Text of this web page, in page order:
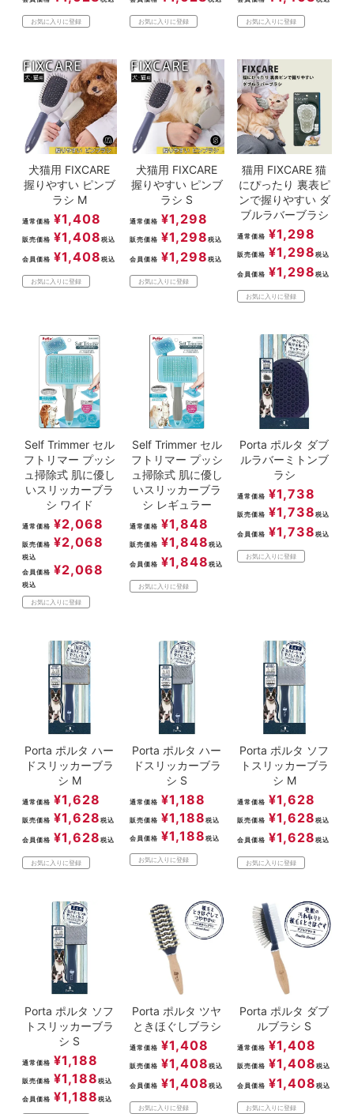
お気に入りに登録 お気に入りに登録 お気に入りに登録
犬猫用 FIXCARE
握りやすい ピンブ
ラシ M
通常価格 ¥1,408
販売価格 ¥1,408 税込
会員価格 ¥1,408 税込
お気に入りに登録
犬猫用 FIXCARE
握りやすい ピンブ
ラシ S
通常価格 ¥1,298
販売価格 ¥1,298 税込
会員価格 ¥1,298 税込
お気に入りに登録
猫用 FIXCARE 猫
にぴったり 裏表ピ
ンで握りやすい ダ
ブルラバーブラシ
通常価格 ¥1,298
販売価格 ¥1,298 税込
会員価格 ¥1,298 税込
お気に入りに登録
Self Trimmer セル
フトリマー プッシ
ュ掃除式 肌に優し
いスリッカーブラ
シ ワイド
通常価格 ¥2,068
販売価格 ¥2,068
税込
会員価格 ¥2,068
税込
お気に入りに登録
Self Trimmer セル
フトリマー プッシ
ュ掃除式 肌に優し
いスリッカーブラ
シ レギュラー
通常価格 ¥1,848
販売価格 ¥1,848 税込
会員価格 ¥1,848 税込
お気に入りに登録
Porta ポルタ ダブ
ルラバーミトンブ
ラシ
通常価格 ¥1,738
販売価格 ¥1,738 税込
会員価格 ¥1,738 税込
お気に入りに登録
Porta ポルタ ハー
ドスリッカーブラ
シ M
通常価格 ¥1,628
販売価格 ¥1,628 税込
会員価格 ¥1,628 税込
お気に入りに登録
Porta ポルタ ハー
ドスリッカーブラ
シ S
通常価格 ¥1,188
販売価格 ¥1,188 税込
会員価格 ¥1,188 税込
お気に入りに登録
Porta ポルタ ソフ
トスリッカーブラ
シ M
通常価格 ¥1,628
販売価格 ¥1,628 税込
会員価格 ¥1,628 税込
お気に入りに登録
Porta ポルタ ソフ
トスリッカーブラ
シ S
通常価格 ¥1,188
販売価格 ¥1,188 税込
会員価格 ¥1,188 税込
Porta ポルタ ツヤ
ときほぐしブラシ
通常価格 ¥1,408
販売価格 ¥1,408 税込
会員価格 ¥1,408 税込
お気に入りに登録
Porta ポルタ ダブ
ルブラシ S
通常価格 ¥1,408
販売価格 ¥1,408 税込
会員価格 ¥1,408 税込
お気に入りに登録